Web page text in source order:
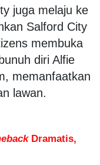
juga melaju ke
Salford City
membuka
diri Alfie
memanfaatkan
lawan.
Dramatis,